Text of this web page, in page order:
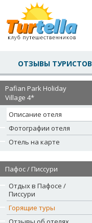
ОТЗЫВЫ ТУРИСТОВ
Pafian Park Holiday
Village 4*
Описание отеля
Фотографии отеля
Отель на карте
Пафос / Писсури
Отдых в Пафосе /
Писсури
Горящие туры